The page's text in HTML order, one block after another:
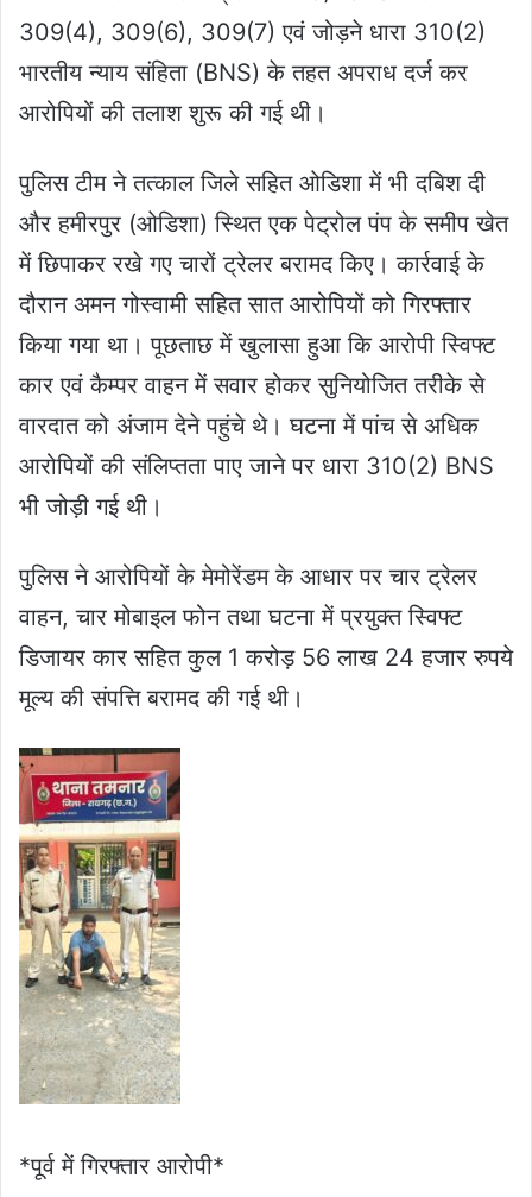
309(4), 309(6), 309(7) एवं जोड़ने धारा 310(2)
भारतीय न्याय संहिता (BNS) के तहत अपराध दर्ज कर
आरोपियों की तलाश शुरू की गई थी।
पुलिस टीम ने तत्काल जिले सहित ओडिशा में भी दबिश दी
और हमीरपुर (ओडिशा) स्थित एक पेट्रोल पंप के समीप खेत
में छिपाकर रखे गए चारों ट्रेलर बरामद किए। कार्रवाई के
दौरान अमन गोस्वामी सहित सात आरोपियों को गिरफ्तार
किया गया था। पूछताछ में खुलासा हुआ कि आरोपी स्विफ्ट
कार एवं कैम्पर वाहन में सवार होकर सुनियोजित तरीके से
वारदात को अंजाम देने पहुंचे थे। घटना में पांच से अधिक
आरोपियों की संलिप्तता पाए जाने पर धारा 310(2) BNS
भी जोड़ी गई थी।
पुलिस ने आरोपियों के मेमोरेंडम के आधार पर चार ट्रेलर
वाहन, चार मोबाइल फोन तथा घटना में प्रयुक्त स्विफ्ट
डिजायर कार सहित कुल 1 करोड़ 56 लाख 24 हजार रुपये
मूल्य की संपत्ति बरामद की गई थी।
*पूर्व में गिरफ्तार आरोपी*